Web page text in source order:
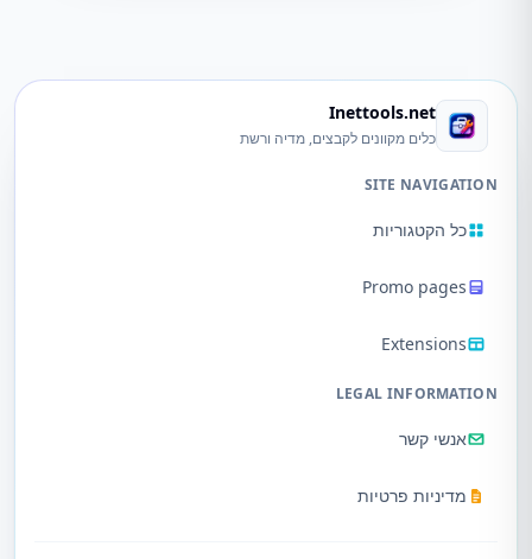
Inettools.net
כלים מקוונים לקבצים, מדיה ורשת
SITE NAVIGATION
כל הקטגוריות
Promo pages
Extensions
LEGAL INFORMATION
אנשי קשר
מדיניות פרטיות